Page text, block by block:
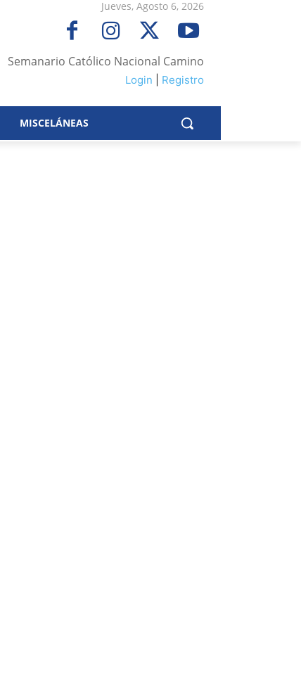
Jueves, Agosto 6, 2026
Semanario Católico Nacional Camino
Login Registro
MISCELÁNEAS